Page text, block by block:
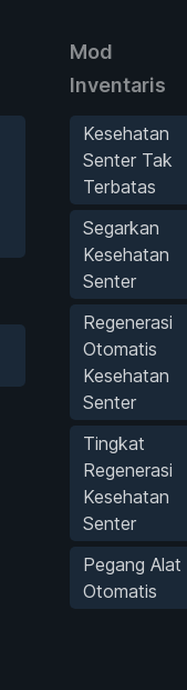
Mod
Inventaris
Kesehatan
Senter Tak
Terbatas
Segarkan
Kesehatan
Senter
Regenerasi
Otomatis
Kesehatan
Senter
Tingkat
Regenerasi
Kesehatan
Senter
Pegang Alat
Otomatis